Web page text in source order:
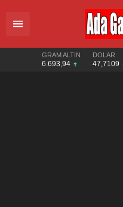
GRAM ALTIN
6.693,94
DOLAR
47,7109